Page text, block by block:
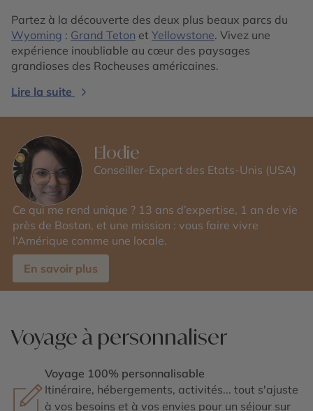
Partez à la découverte des deux plus beaux parcs du
Wyoming : Grand Teton et Yellowstone. Vivez une
expérience inoubliable au cœur des paysages
grandioses des Rocheuses américaines.
Lire la suite
Elodie
Conseiller-Expert des Etats-Unis (USA)
Ce qui me rend unique ? 13 ans d’expertise, 1 an de vie
près de Boston, et une mission : vous faire vivre
l’Amérique comme une locale.
En savoir plus
Voyage à personnaliser
Voyage 100% personnalisable
Itinéraire, hébergements, activités... tout s'ajuste
à vos besoins et à vos envies pour un séjour sur